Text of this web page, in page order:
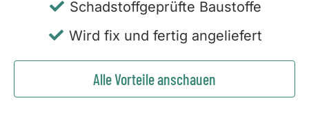
Schadstoffgeprüfte Baustoffe
Wird fix und fertig angeliefert
Alle Vorteile anschauen